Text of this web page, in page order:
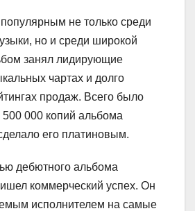
не только среди
но и среди широкой
занял лидирующие
чартах и долго
продаж. Всего было
000 копий альбома
его платиновым.
дебютного альбома
коммерческий успех. Он
исполнителем на самые